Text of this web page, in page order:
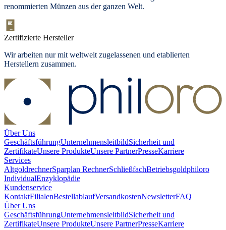
renommierten Münzen aus der ganzen Welt.
Zertifizierte Hersteller
Wir arbeiten nur mit weltweit zugelassenen und etablierten
Herstellern zusammen.
Über Uns
GeschäftsführungUnternehmensleitbildSicherheit und
ZertifikateUnsere ProdukteUnsere PartnerPresseKarriere
Services
AltgoldrechnerSparplan RechnerSchließfachBetriebsgoldphiloro
IndividualEnzyklopädie
Kundenservice
KontaktFilialenBestellablaufVersandkostenNewsletterFAQ
Über Uns
GeschäftsführungUnternehmensleitbildSicherheit und
ZertifikateUnsere ProdukteUnsere PartnerPresseKarriere